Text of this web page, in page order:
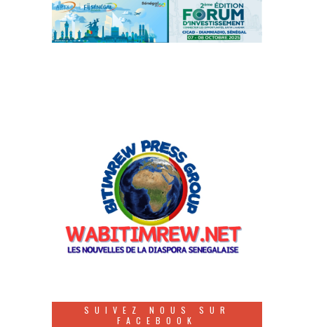
SUIVEZ NOUS SUR
FACEBOOK